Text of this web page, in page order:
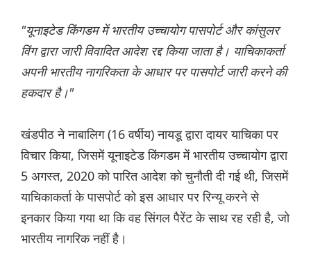
"यूनाइटेड किंगडम में भारतीय उच्चायोग पासपोर्ट और कांसुलर
विंग द्वारा जारी विवादित आदेश रद्द किया जाता है। याचिकाकर्ता
अपनी भारतीय नागरिकता के आधार पर पासपोर्ट जारी करने की
हकदार है।"
खंडपीठ ने नाबालिग (16 वर्षीय) नायडू द्वारा दायर याचिका पर
विचार किया, जिसमें यूनाइटेड किंगडम में भारतीय उच्चायोग द्वारा
5 अगस्त, 2020 को पारित आदेश को चुनौती दी गई थी, जिसमें
याचिकाकर्ता के पासपोर्ट को इस आधार पर रिन्यू करने से
इनकार किया गया था कि वह सिंगल पैरेंट के साथ रह रही है, जो
भारतीय नागरिक नहीं है।